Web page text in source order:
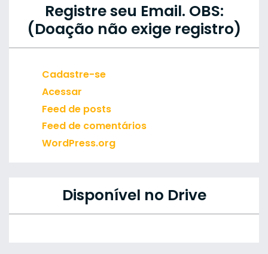
Registre seu Email. OBS:
(Doação não exige registro)
Cadastre-se
Acessar
Feed de posts
Feed de comentários
WordPress.org
Disponível no Drive